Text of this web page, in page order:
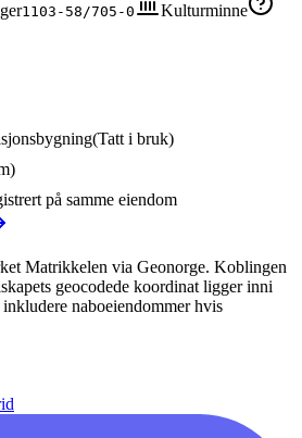
1103-58/705-0
Kulturminne
(Tatt i bruk)
på samme eiendom
Matrikkelen via Geonorge. Koblingen
geocodede koordinat ligger inni
naboeiendommer hvis